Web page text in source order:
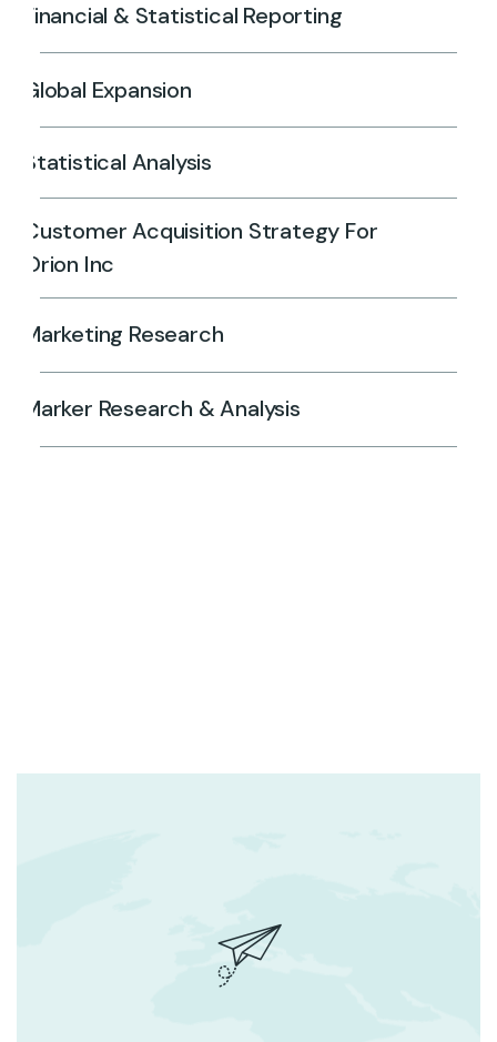
Financial & Statistical Reporting
Global Expansion
Statistical Analysis
Customer Acquisition Strategy For
Orion Inc
Marketing Research
Marker Research & Analysis